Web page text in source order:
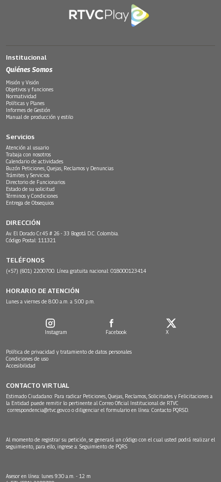
Institucional
Quiénes Somos
Misión y Visión
Objetivos y funciones
Normatividad
Políticas y Planes
Informes de Gestión
Manual de producción y estilo
Servicios
Atención al usuario
Trabaja con nosotros
Calendario de actividades
Buzón Peticiones, Quejas, Reclamos y Denuncias
Trámites y Servicios
Directorio de Funcionarios
Estado de su solicitud
Términos y Condiciones
Entrega de Obsequios
DIRECCIÓN
Av. El Dorado Cr.45 # 26 - 33 Bogotá D.C. Colombia.
Código Postal: 111321
TELÉFONOS
(+57) (601) 2200700. Línea gratuita nacional: 018000123414
HORARIO DE ATENCIÓN
Lunes a viernes de 8:00 a.m. a 5:00 p.m.
Instagram Facebook X
Política de privacidad y tratamiento de datos personales
Condiciones de uso
Accesibilidad
CONTACTO VIRTUAL
Estimado Ciudadano: Para radicar Peticiones, Quejas, Reclamos, Solicitudes y Felicitaciones a
la Entidad puede remitir lo pertinente al Correo Oficial Institucional de RTVC
correspondencia@rtvc.gov.co o diligenciar el formulario en línea: Contacto PQRSD.
Al momento de registrar su petición, se generará un código con el cual usted podrá realizar el
seguimiento, para ello, ingrese a: Seguimiento de PQRS
Asesor en línea: lunes 9:30 a.m. - 12 m